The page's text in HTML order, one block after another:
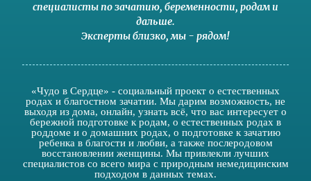
специалисты по зачатию, беременности, родами
дальше.
Эксперты близко,мы - рядом!
«Чудо в Сердце» - социальный проект о естественных
родах и благостном зачатии. Мы дарим возможность, не
выходя из дома, онлайн, узнать всё, что вас интересует о
бережной подготовке к родам, о естественных родах в
роддоме и о домашних родах, о подготовке к зачатию
ребенка в благости и любви, а также послеродовом
восстановлении женщины. Мы привлекли лучших
специалистов со всего мира с природным немедицинским
подходом в данных темах.